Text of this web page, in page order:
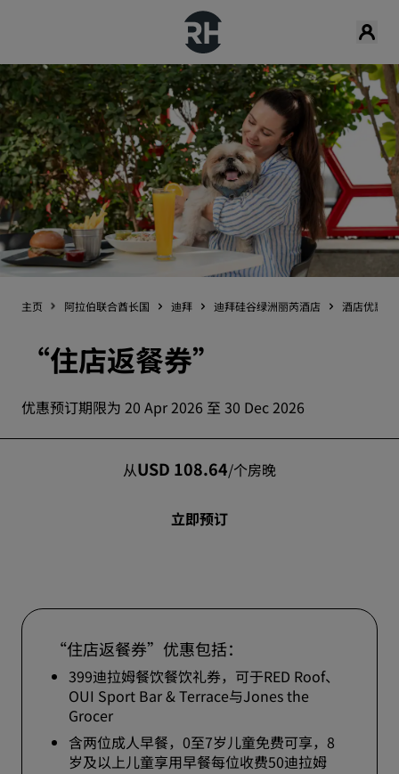
主页 阿拉伯联合酋长国 迪拜 迪拜硅谷绿洲丽芮酒店 酒店优惠
“住店返餐券”
优惠预订期限为 20 Apr 2026 至 30 Dec 2026
从USD 108.64/个房晚
立即预订
“住店返餐券”优惠包括：
399迪拉姆餐饮餐饮礼券，可于RED Roof、
OUI Sport Bar & Terrace与Jones the
Grocer
含两位成人早餐，0至7岁儿童免费可享，8
岁及以上儿童享用早餐每位收费50迪拉姆